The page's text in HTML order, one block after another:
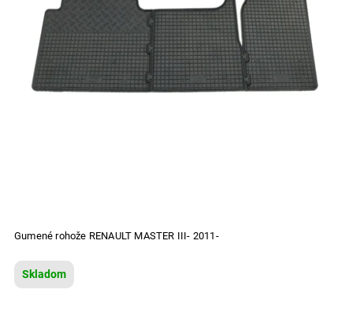
Gumené rohože RENAULT MASTER III- 2011-
Skladom